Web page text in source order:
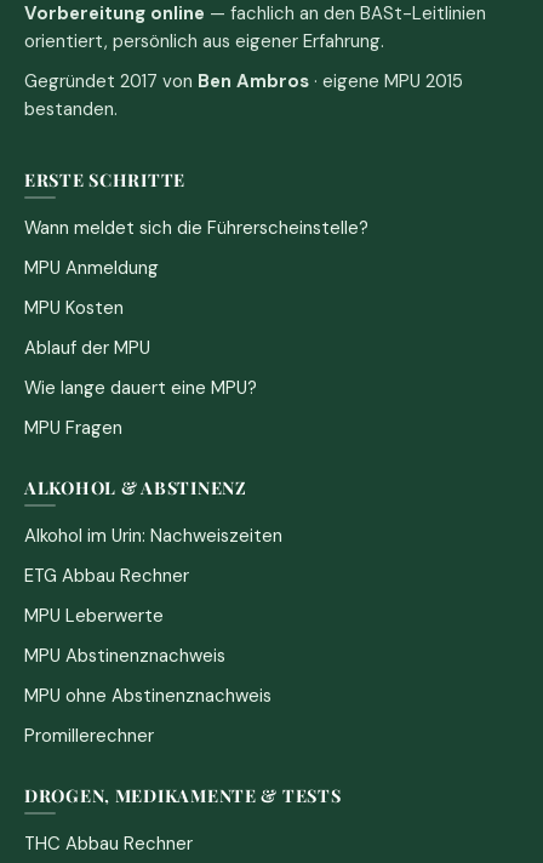
Vorbereitung online — fachlich an den BASt-Leitlinien
orientiert, persönlich aus eigener Erfahrung.
Gegründet 2017 von Ben Ambros · eigene MPU 2015
bestanden.
ERSTE SCHRITTE
Wann meldet sich die Führerscheinstelle?
MPU Anmeldung
MPU Kosten
Ablauf der MPU
Wie lange dauert eine MPU?
MPU Fragen
ALKOHOL & ABSTINENZ
Alkohol im Urin: Nachweiszeiten
ETG Abbau Rechner
MPU Leberwerte
MPU Abstinenznachweis
MPU ohne Abstinenznachweis
Promillerechner
DROGEN, MEDIKAMENTE & TESTS
THC Abbau Rechner